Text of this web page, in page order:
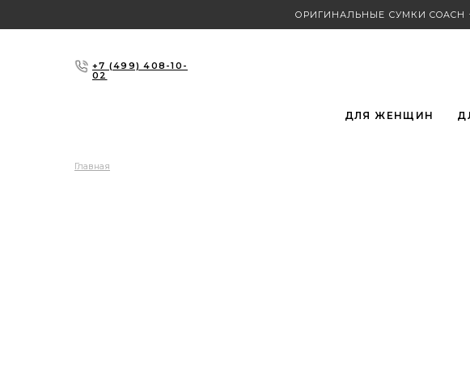
ОРИГИНАЛЬНЫЕ СУМКИ
+7 (499) 408-10-
02
ДЛЯ ЖЕНЩИН
Главная